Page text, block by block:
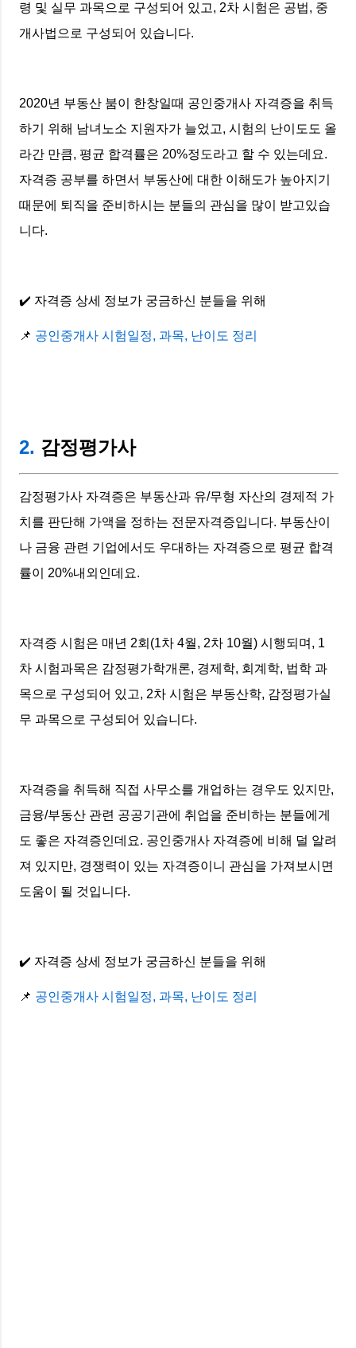
령 및 실무 과목으로 구성되어 있고, 2차 시험은 공법, 중
개사법으로 구성되어 있습니다.
2020년 부동산 붐이 한창일때 공인중개사 자격증을 취득
하기 위해 남녀노소 지원자가 늘었고, 시험의 난이도도 올
라간 만큼, 평균 합격률은 20%정도라고 할 수 있는데요.
자격증 공부를 하면서 부동산에 대한 이해도가 높아지기
때문에 퇴직을 준비하시는 분들의 관심을 많이 받고있습
니다.
✔️ 자격증 상세 정보가 궁금하신 분들을 위해
📌 공인중개사 시험일정, 과목, 난이도 정리
2. 감정평가사
감정평가사 자격증은 부동산과 유/무형 자산의 경제적 가
치를 판단해 가액을 정하는 전문자격증입니다. 부동산이
나 금융 관련 기업에서도 우대하는 자격증으로 평균 합격
률이 20%내외인데요.
자격증 시험은 매년 2회(1차 4월, 2차 10월) 시행되며, 1
차 시험과목은 감정평가학개론, 경제학, 회계학, 법학 과
목으로 구성되어 있고, 2차 시험은 부동산학, 감정평가실
무 과목으로 구성되어 있습니다.
자격증을 취득해 직접 사무소를 개업하는 경우도 있지만,
금융/부동산 관련 공공기관에 취업을 준비하는 분들에게
도 좋은 자격증인데요. 공인중개사 자격증에 비해 덜 알려
져 있지만, 경쟁력이 있는 자격증이니 관심을 가져보시면
도움이 될 것입니다.
✔️ 자격증 상세 정보가 궁금하신 분들을 위해
📌 공인중개사 시험일정, 과목, 난이도 정리